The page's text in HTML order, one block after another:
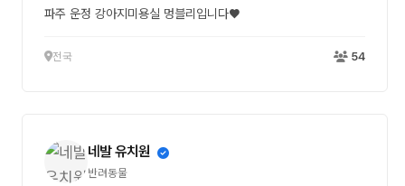
파주 운정 강아지미용실 멍블리입니다♥
전국 54
네발 유치원
반려동물